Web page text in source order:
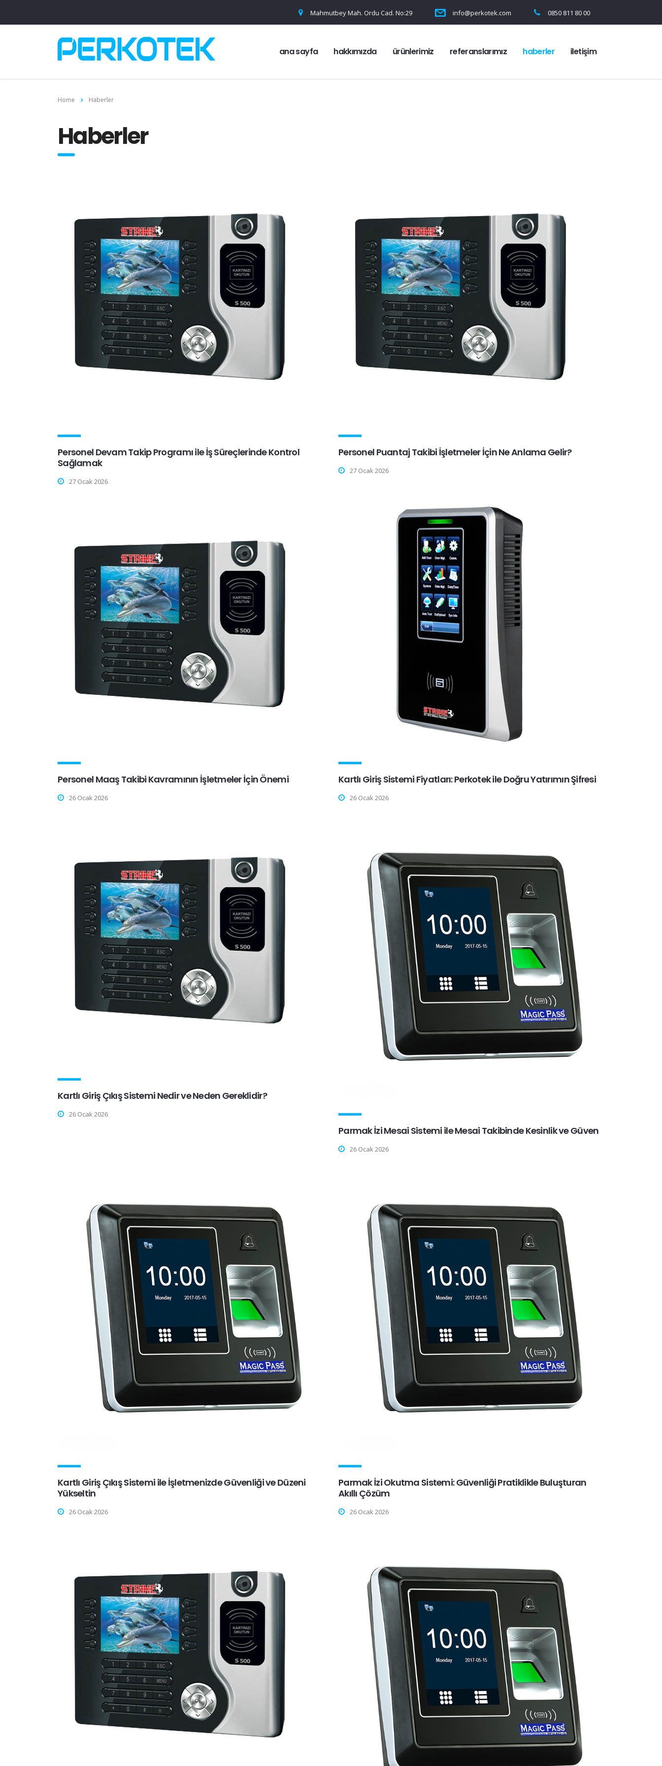
Mahmutbey Mah. Ordu Cad. No:29 info@perkotek.com 0850 811 80 00
ana sayfa hakkımızda ürünlerimiz referanslarımız haberler i̇letişim
Home Haberler
Haberler
Personel Devam Takip Programı ile İş Süreçlerinde Kontrol
Sağlamak
27 Ocak 2026
Personel Puantaj Takibi İşletmeler İçin Ne Anlama Gelir?
27 Ocak 2026
Personel Maaş Takibi Kavramının İşletmeler İçin Önemi
26 Ocak 2026
Kartlı Giriş Sistemi Fiyatları: Perkotek ile Doğru Yatırımın Şifresi
26 Ocak 2026
Kartlı Giriş Çıkış Sistemi Nedir ve Neden Gereklidir?
26 Ocak 2026
Parmak İzi Mesai Sistemi ile Mesai Takibinde Kesinlik ve Güven
26 Ocak 2026
Kartlı Giriş Çıkış Sistemi ile İşletmenizde Güvenliği ve Düzeni
Yükseltin
26 Ocak 2026
Parmak İzi Okutma Sistemi: Güvenliği Pratiklikle Buluşturan
Akıllı Çözüm
26 Ocak 2026